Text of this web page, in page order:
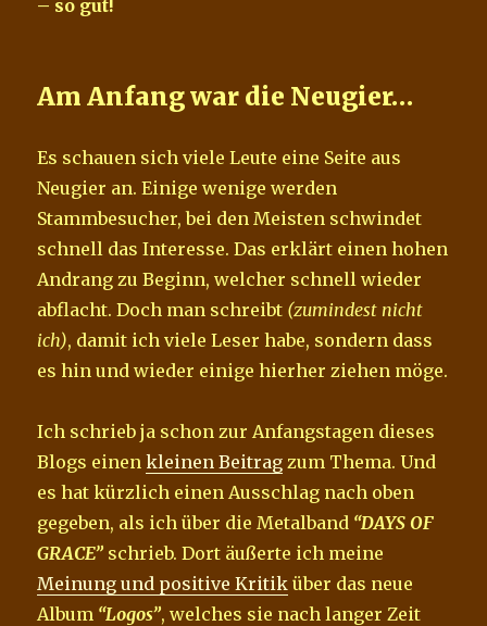
– so gut!
Am Anfang war die Neugier…
Es schauen sich viele Leute eine Seite aus
Neugier an. Einige wenige werden
Stammbesucher, bei den Meisten schwindet
schnell das Interesse. Das erklärt einen hohen
Andrang zu Beginn, welcher schnell wieder
abflacht. Doch man schreibt (zumindest nicht
ich), damit ich viele Leser habe, sondern dass
es hin und wieder einige hierher ziehen möge.
Ich schrieb ja schon zur Anfangstagen dieses
Blogs einenkleinen Beitrag zum Thema. Und
es hat kürzlich einen Ausschlag nach oben
gegeben, als ich über die Metalband “DAYS OF
GRACE” schrieb. Dort äußerte ich meine
Meinung und positive Kritik über das neue
Album “Logos”, welches sie nach langer Zeit